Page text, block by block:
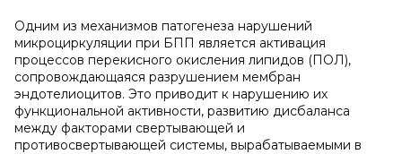
Одним из механизмов патогенеза нарушений
микроциркуляции при БПП является активация
процессов перекисного окисления липидов (ПОЛ),
сопровождающаяся разрушением мембран
эндотелиоцитов. Это приводит к нарушению их
функциональной активности, развитию дисбаланса
между факторами свертывающей и
противосвертывающей системы, вырабатываемыми в